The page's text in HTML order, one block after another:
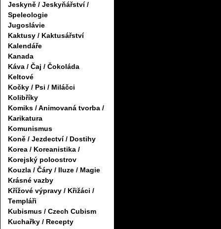
Jeskyně / Jeskyňářství /
Speleologie
Jugoslávie
Kaktusy / Kaktusářství
Kalendáře
Kanada
Káva / Čaj / Čokoláda
Keltové
Kočky / Psi / Miláčci
Kolibříky
Komiks / Animovaná tvorba /
Karikatura
Komunismus
Koně / Jezdectví / Dostihy
Korea / Koreanistika /
Korejský poloostrov
Kouzla / Čáry / Iluze / Magie
Krásné vazby
Křížové výpravy / Křižáci /
Templáři
Kubismus / Czech Cubism
Kuchařky / Recepty